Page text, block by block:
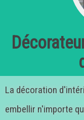
La décoration
embellir n'importe